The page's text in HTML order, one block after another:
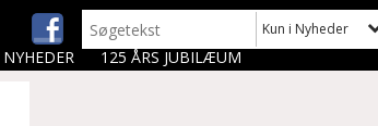
Kun i Nyheder
NYHEDER 125 ÅRS JUBILÆUM